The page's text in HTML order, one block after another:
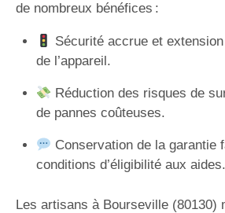
de nombreux bénéfices :
Sécurité accrue et
de l’appareil.
Réduction des risques de
de pannes coûteuses.
Conservation de la garantie
conditions d’éligibilité aux aides.
Les artisans à Bourseville (80130)